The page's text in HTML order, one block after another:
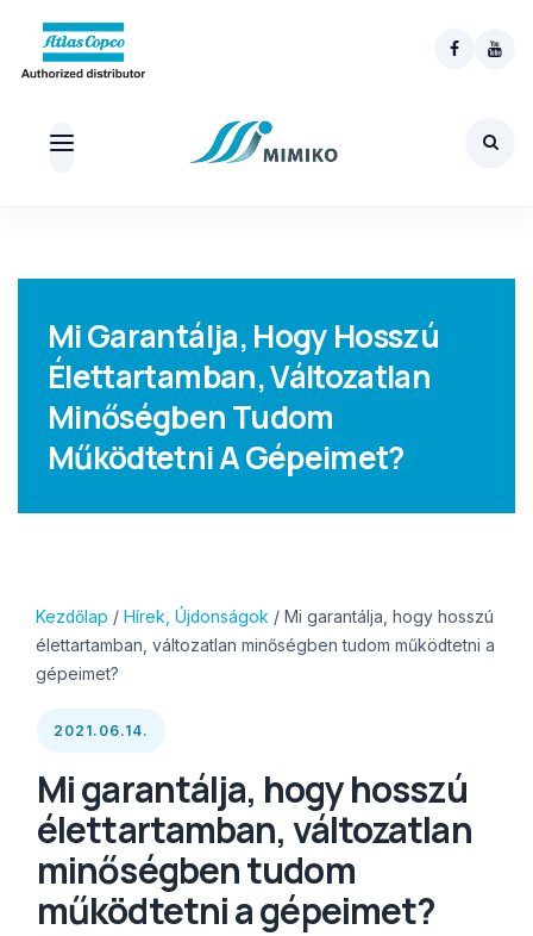
content
Mi Garantálja, Hogy Hosszú
Élettartamban, Változatlan
Minőségben Tudom
Működtetni A Gépeimet?
Kezdőlap / Hírek, Újdonságok / Mi garantálja, hogy hosszú
élettartamban, változatlan minőségben tudom működtetni a
gépeimet?
2021.06.14.
Mi garantálja, hogy hosszú
élettartamban, változatlan
minőségben tudom
működtetni a gépeimet?